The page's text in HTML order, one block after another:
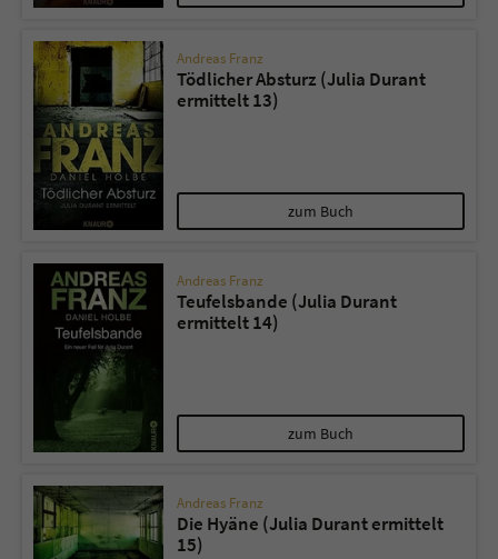
Andreas Franz
Tödlicher Absturz (Julia Durant
ermittelt 13)
zum Buch
Andreas Franz
Teufelsbande (Julia Durant
ermittelt 14)
zum Buch
Andreas Franz
Die Hyäne (Julia Durant ermittelt
15)